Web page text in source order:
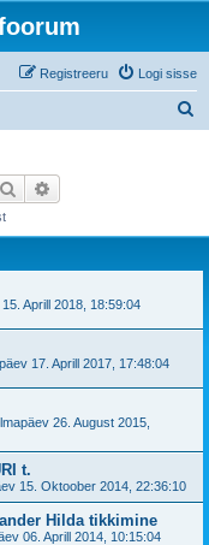
Logi sisse
Registreeru
Otsi
Aprill 2018, 18:59:04
17. Aprill 2017, 17:48:04
26. August 2015,
t.
15. Oktoober 2014, 22:36:10
Hilda tikkimine
06. Aprill 2014, 10:15:04